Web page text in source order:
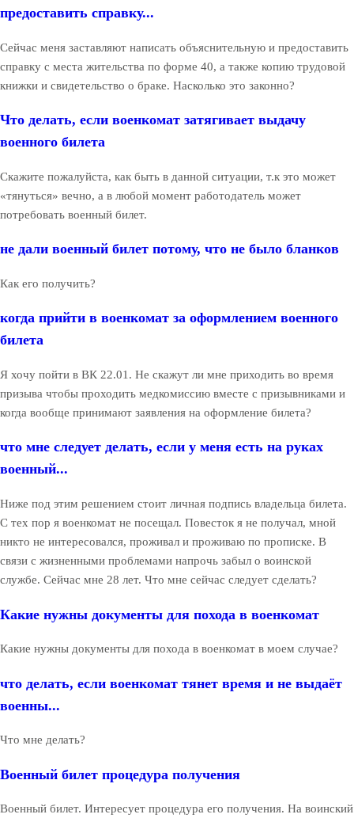
предоставить справку...
Сейчас меня заставляют написать объяснительную и предоставить
справку с места жительства по форме 40, а также копию трудовой
книжки и свидетельство о браке. Насколько это законно?
Что делать, если военкомат затягивает выдачу
военного билета
Скажите пожалуйста, как быть в данной ситуации, т.к это может
«тянуться» вечно, а в любой момент работодатель может
потребовать военный билет.
не дали военный билет потому, что не было бланков
Как его получить?
когда прийти в военкомат за оформлением военного
билета
Я хочу пойти в ВК 22.01. Не скажут ли мне приходить во время
призыва чтобы проходить медкомиссию вместе с призывниками и
когда вообще принимают заявления на оформление билета?
что мне следует делать, если у меня есть на руках
военный...
Ниже под этим решением стоит личная подпись владельца билета.
С тех пор я военкомат не посещал. Повесток я не получал, мной
никто не интересовался, проживал и проживаю по прописке. В
связи с жизненными проблемами напрочь забыл о воинской
службе. Сейчас мне 28 лет. Что мне сейчас следует сделать?
Какие нужны документы для похода в военкомат
Какие нужны документы для похода в военкомат в моем случае?
что делать, если военкомат тянет время и не выдаёт
военны...
Что мне делать?
Военный билет процедура получения
Военный билет. Интересует процедура его получения. На воинский